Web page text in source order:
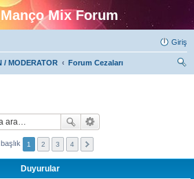
Mix Forum
Giriş
/ MODERATOR
Forum Cezaları
1 2 3 4
Duyurular